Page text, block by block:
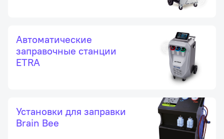
Автоматические
заправочные станции
ETRA
Установки для заправки
Brain Bee